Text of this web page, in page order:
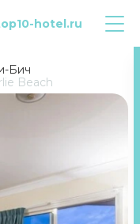
hotel.ru
Бич
Beach